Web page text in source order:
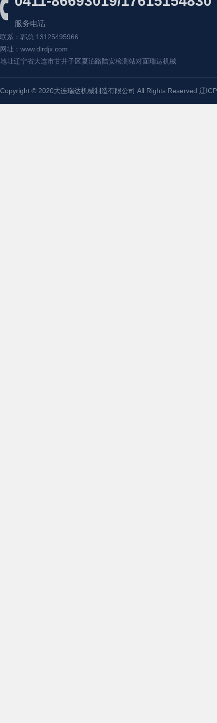
服务电话
联系：郭总 13125495966
网址：www.dlrdjx.com
地址辽宁省大连市甘井子区夏泊路陆安检测站对面瑞达机械
Copyright © 2020大连瑞达机械制造有限公司 All Rights Reserved 辽